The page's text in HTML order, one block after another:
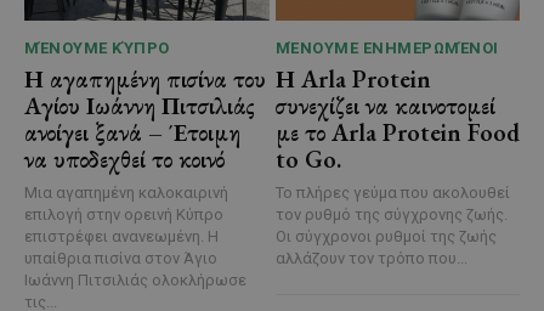
ΜΈΝΟΥΜΕ ΚΎΠΡΟ
Η αγαπημένη πισίνα του
Αγίου Ιωάννη Πιτσιλιάς
ανοίγει ξανά – Έτοιμη
να υποδεχθεί το κοινό
Μια αγαπημένη καλοκαιρινή
επιλογή στην ορεινή Κύπρο
επιστρέφει ανανεωμένη. Η
υπαίθρια πισίνα στον Άγιο
Ιωάννη Πιτσιλιάς ολοκλήρωσε
τις...
ΜΈΝΟΥΜΕ ΕΝΗΜΕΡΩΜΈΝΟΙ
Η Arla Protein
συνεχίζει να καινοτομεί
με το Arla Protein Food
to Go.
Το πλήρες γεύμα που ακολουθεί
τον ρυθμό της σύγχρονης ζωής.
Οι σύγχρονοι ρυθμοί της ζωής
αλλάζουν τον τρόπο που...